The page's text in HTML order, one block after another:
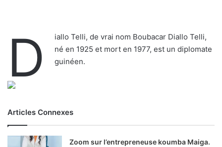
D
iallo Telli, de vrai nom Boubacar Diallo Telli,
né en 1925 et mort en 1977, est un diplomate
guinéen.
Articles Connexes
Zoom sur l’entrepreneuse koumba Maiga.